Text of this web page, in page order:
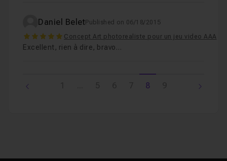
Daniel Belet Published on 06/18/2015
5 Concept Art photorealiste pour un jeu video AAA
Excellent, rien à dire, bravo…
8